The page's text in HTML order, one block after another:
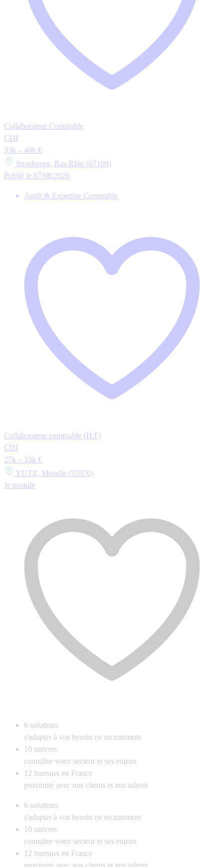
Collaborateur Comptable
CDI
33k – 40k €
Strasbourg, Bas-Rhin (67100)
Publié le 07/08/2026
Audit & Expertise Comptable
Collaborateur comptable (H/F)
CDI
27k – 33k €
YUTZ, Moselle (57970)
Je postule
6 solutions
s'adapter à vos besoin en recrutement
10 univers
connaître votre secteur et ses enjeux
12 bureaux en France
proximité avec nos clients et nos talents
6 solutions
s'adapter à vos besoin en recrutement
10 univers
connaître votre secteur et ses enjeux
12 bureaux en France